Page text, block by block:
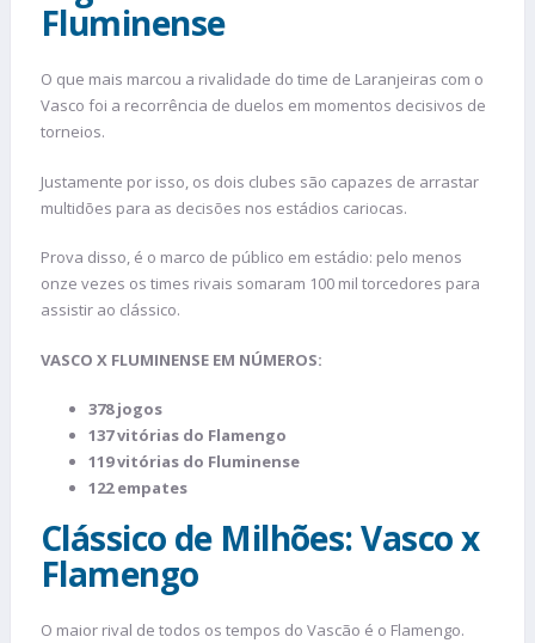
Fluminense
O que mais marcou a rivalidade do time de Laranjeiras com o
Vasco foi a recorrência de duelos em momentos decisivos de
torneios.
Justamente por isso, os dois clubes são capazes de arrastar
multidões para as decisões nos estádios cariocas.
Prova disso, é o marco de público em estádio: pelo menos
onze vezes os times rivais somaram 100 mil torcedores para
assistir ao clássico.
VASCO X FLUMINENSE EM NÚMEROS:
378 jogos
137 vitórias do Flamengo
119 vitórias do Fluminense
122 empates
Clássico de Milhões: Vasco x
Flamengo
O maior rival de todos os tempos do Vascão é o Flamengo.